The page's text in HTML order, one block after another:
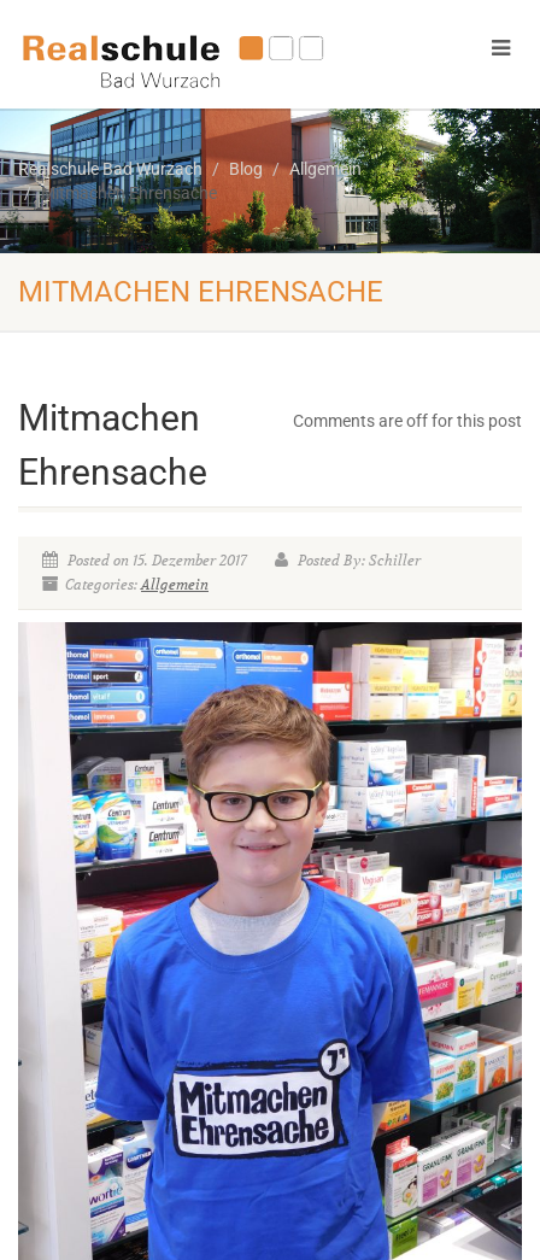
Realschule Bad Wurzach Blog
Allgemein
Mitmachen Ehrensache
MITMACHEN EHRENSACHE
Comments are off for this post
Mitmachen
Ehrensache
Posted on 15. Dezember 2017
Posted By: Schiller
Categories:Allgemein